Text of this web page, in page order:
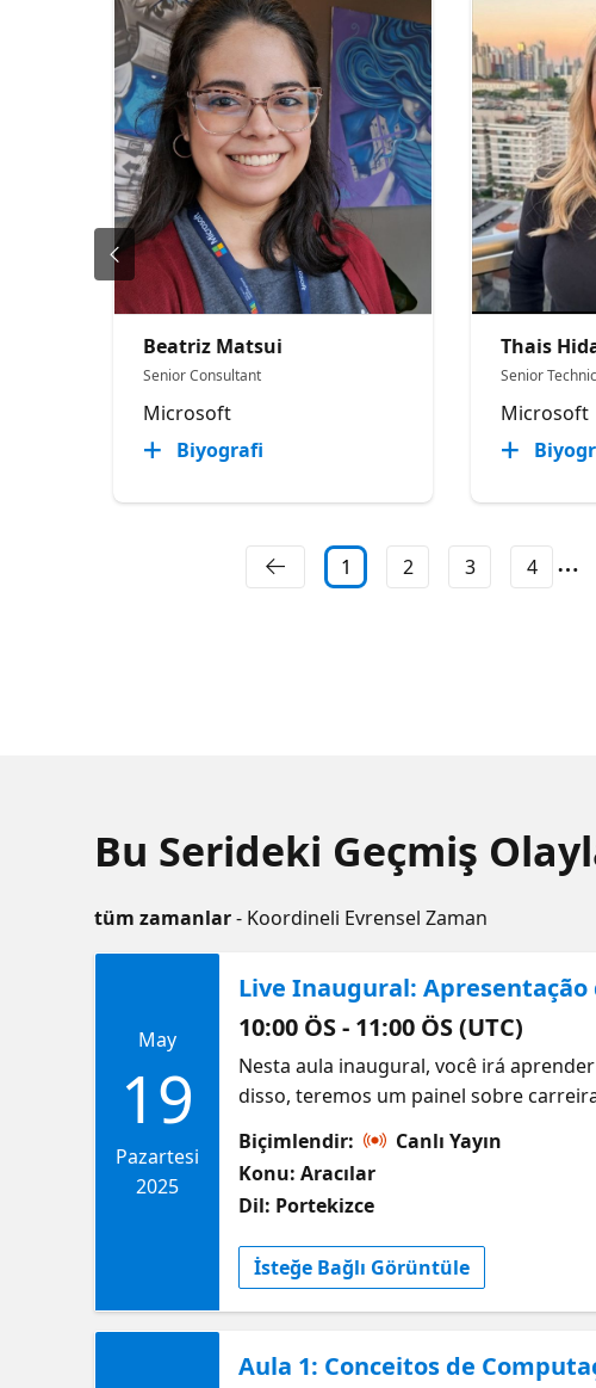
Beatriz Matsui
Senior Consultant
Microsoft
Biyografi
Thais
Senior
Microsoft
1 2 3 4
Bu Serideki Geçmiş
tüm zamanlar- Koordineli Evrensel Zaman
May
19
Pazartesi
2025
Live Inaugural:
10:00 ÖS - 11:00 ÖS (UTC)
Nesta aula inaugural, você irá
disso, teremos um painel sobre
e Guia de Estudos para o Exame:
Biçimlendir:
Canlı Yayın
Konu: Aracılar
Dil: Portekizce
İsteğe Bağlı Görüntüle
Aula 1: Conceitos de